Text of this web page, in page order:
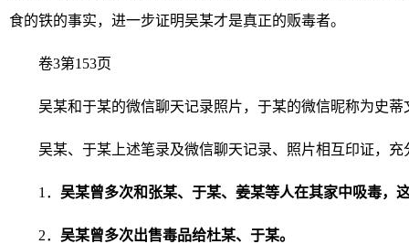
食的铁的事实，进一步证明吴某才是真正的贩毒者。
卷3第153页
吴某和于某的微信聊天记录照片，于某的微信昵称为史蒂
吴某、于某上述笔录及微信聊天记录、照片相互印证，充
1． 吴某曾多次和张某、于某、姜某等人在其家中吸毒，
2． 吴某曾多次出售毒品给杜某、于某。